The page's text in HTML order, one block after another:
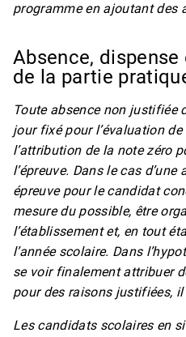
programme en ajoutant des
Absence,
de la partie
Toute absence non justifiée
jour fixé pour l’évaluation
l’attribution de la note zéro
l’épreuve. Dans le cas
épreuve pour le candidat
mesure du possible, être
l’établissement et, en tout
l’année scolaire. Dans
se voir finalement attribuer
pour des raisons justifiées,
Les candidats scolaires en